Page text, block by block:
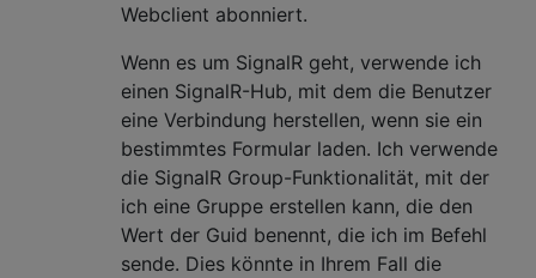
Webclient abonniert.
Wenn es um SignalR geht, verwende ich
einen SignalR-Hub, mit dem die Benutzer
eine Verbindung herstellen, wenn sie ein
bestimmtes Formular laden. Ich verwende
die SignalR Group-Funktionalität, mit der
ich eine Gruppe erstellen kann, die den
Wert der Guid benennt, die ich im Befehl
sende. Dies könnte in Ihrem Fall die